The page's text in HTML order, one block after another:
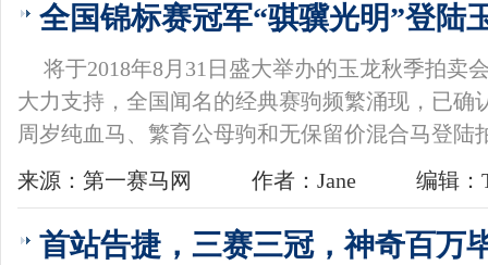
全国锦标赛冠军“骐骥光明”登陆
将于2018年8月31日盛大举办的玉龙秋季拍卖
大力支持，全国闻名的经典赛驹频繁涌现，已确
周岁纯血马、繁育公母驹和无保留价混合马登陆
来源：第一赛马网
作者：Jane 编辑：
首站告捷，三赛三冠，神奇百万